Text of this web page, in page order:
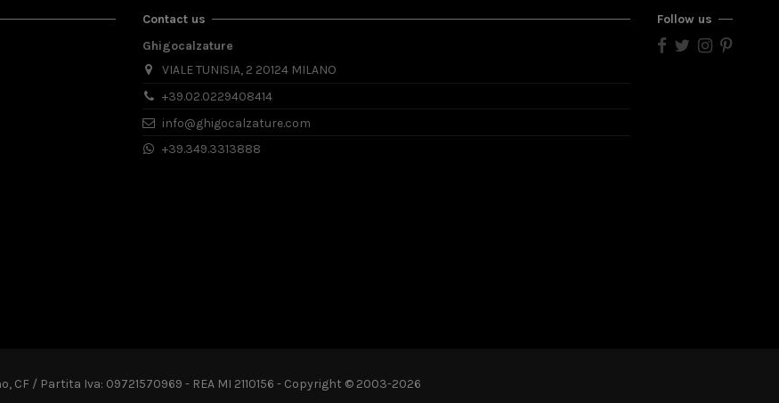
Contact us
Ghigocalzature
VIALE TUNISIA, 2 20124 MILANO
+39.02.0229408414
info@ghigocalzature.com
+39.349.3313888
Follow us
CF / Partita Iva: 09721570969 - REA MI 2110156 - Copyright © 2003-2026